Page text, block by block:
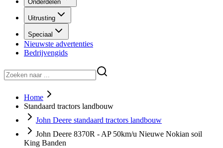
Onderdelen
Uitrusting
Speciaal
Nieuwste advertenties
Bedrijvengids
Home
Standaard tractors landbouw
John Deere standaard tractors landbouw
John Deere 8370R - AP 50km/u Nieuwe Nokian soil
King Banden